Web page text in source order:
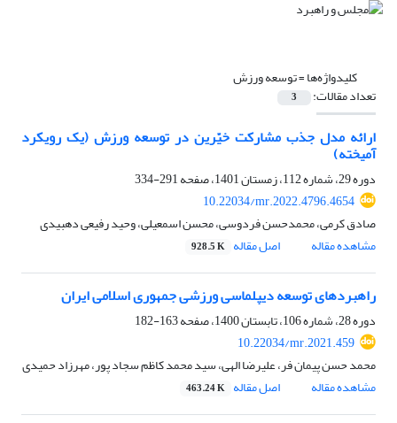
کلیدواژه‌ها =توسعه ورزش
تعداد مقالات: 3
ارائه مدل جذب مشارکت خیّرین در توسعه ورزش (یک رویکرد
آمیخته)
دوره 29، شماره 112، زمستان 1401، صفحه
291-334
10.22034/mr.2022.4796.4654
صادق کرمی، محمدحسن فردوسی، محسن اسمعیلی، وحید رفیعی دهبیدی
مشاهده مقاله
اصل مقاله 928.5 K
راهبردهای توسعه دیپلماسی ورزشی جمهوری اسلامی ایران
دوره 28، شماره 106، تابستان 1400، صفحه
163-182
10.22034/mr.2021.459
محمد حسن پیمان فر، علیرضا الهی، سید محمد کاظم سجاد پور، مهرزاد حمیدی
مشاهده مقاله
اصل مقاله 463.24 K